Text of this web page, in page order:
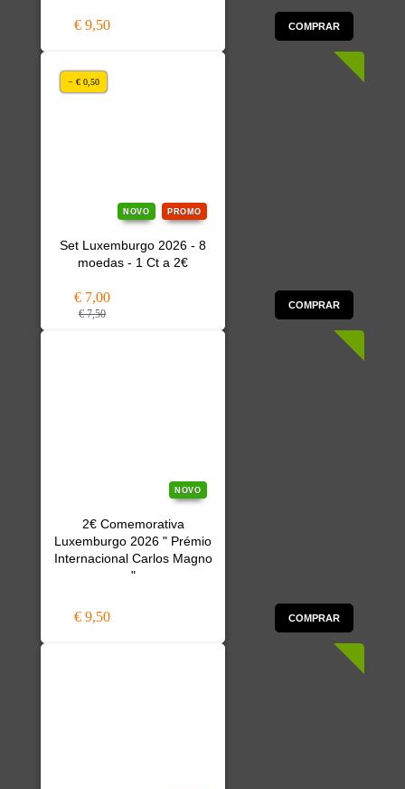
€ 9,50 COMPRAR
NOVO PROMO
Set Luxemburgo 2026 - 8
moedas - 1 Ct a 2€
€ 7,00
€ 7,50
COMPRAR
− € 0,50
NOVO
2€ Comemorativa
Luxemburgo 2026 " Prémio
Internacional Carlos Magno
"
€ 9,50 COMPRAR